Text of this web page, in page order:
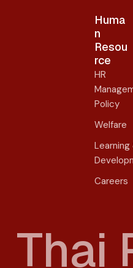
Huma
n
Resou
rce
HR
Policy
Welfare
Learning
Careers
Thai